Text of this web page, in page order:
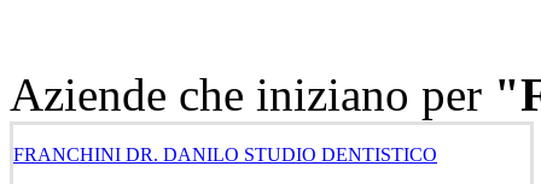
Aziende che iniziano per
FRANCHINI DR. DANILO STUDIO DENTISTICO